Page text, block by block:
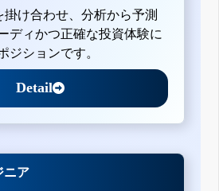
け合わせ、分析から予測
ディかつ正確な投資体験に
ジションです。
Detail
ニア